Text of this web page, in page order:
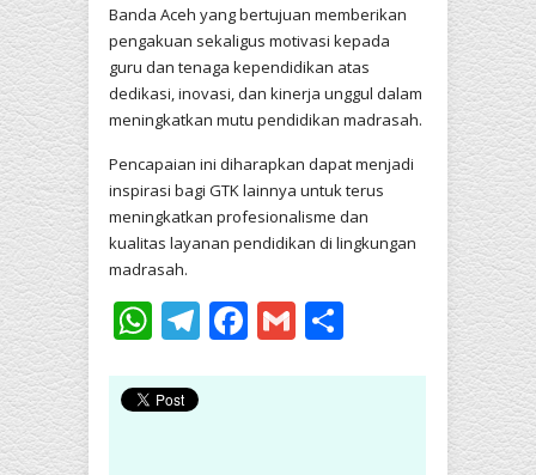
Banda Aceh yang bertujuan memberikan
pengakuan sekaligus motivasi kepada
guru dan tenaga kependidikan atas
dedikasi, inovasi, dan kinerja unggul dalam
meningkatkan mutu pendidikan madrasah.
Pencapaian ini diharapkan dapat menjadi
inspirasi bagi GTK lainnya untuk terus
meningkatkan profesionalisme dan
kualitas layanan pendidikan di lingkungan
madrasah.
WhatsApp
Telegram
Facebook
Gmail